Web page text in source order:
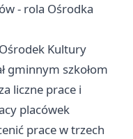
- rola Ośrodka
Kultury
gminnym szkołom
liczne prace i
placówek
prace w trzech